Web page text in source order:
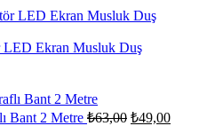
LED Ekran Musluk Duş
Bant 2 Metre ₺63,00 Orijinal
₺49,00Şu